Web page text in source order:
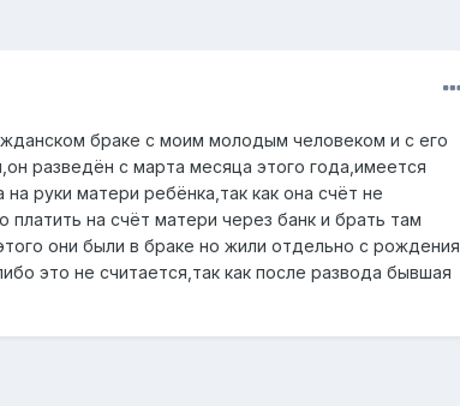
браке с моим молодым человеком и с его
разведён с марта месяца этого года,имеется
руки матери ребёнка,так как она счёт не
на счёт матери через банк и брать там
они были в браке но жили отдельно с рождения
это не считается,так как после развода бывшая